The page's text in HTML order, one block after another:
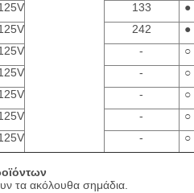
133
●
242
●
-
○
-
○
-
○
-
○
- ○
τα ακόλουθα σημάδια.